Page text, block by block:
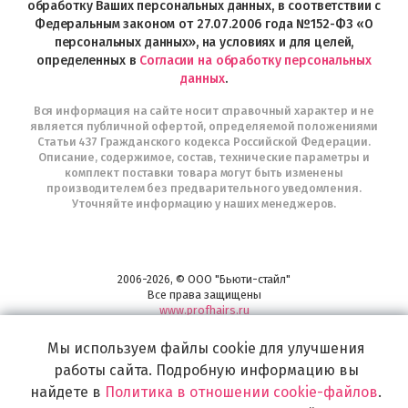
Telegram
обработку Ваших персональных данных, в соответствии с
Федеральным законом от 27.07.2006 года №152-ФЗ «О
персональных данных», на условиях и для целей,
определенных в Согласии на обработку персональных
данных.
Вся информация на сайте носит справочный характер и не
является публичной офертой, определяемой положениями
Статьи 437 Гражданского кодекса Российской Федерации.
Описание, содержимое, состав, технические параметры и
комплект поставки товара могут быть изменены
производителем без предварительного уведомления.
Уточняйте информацию у наших менеджеров.
2006-2026, © ООО "Бьюти-стайл"
Все права защищены
www.profhairs.ru
воплощения
самых изысканных и необычных идей по созданию Вашего образа и стиля.
Мы используем файлы cookie для улучшения
работы сайта. Подробную информацию вы
найдете в Политика в отношении cookie-файлов.